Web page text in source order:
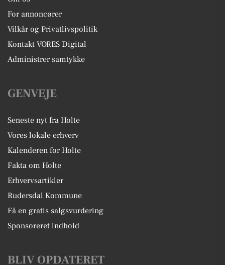
For annoncører
Vilkår og Privatlivspolitik
Kontakt VORES Digital
Administrer samtykke
GENVEJE
Seneste nyt fra Holte
Vores lokale erhverv
Kalenderen for Holte
Fakta om Holte
Erhvervsartikler
Rudersdal Kommune
Få en gratis salgsvurdering
Sponsoreret indhold
BLIV OPDATERET